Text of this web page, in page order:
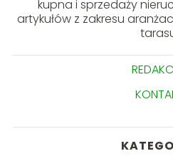
kupna i sprzedaży
artykułów z zakresu